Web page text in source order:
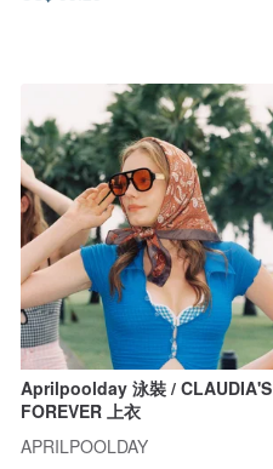
Aprilpoolday 泳裝 / CLAUDIA'S
FOREVER 上衣
APRILPOOLDAY